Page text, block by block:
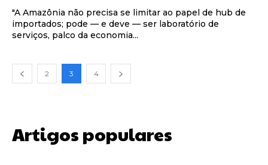
"A Amazônia não precisa se limitar ao papel de hub de
importados; pode — e deve — ser laboratório de
serviços, palco da economia...
2 3 4
Artigos populares